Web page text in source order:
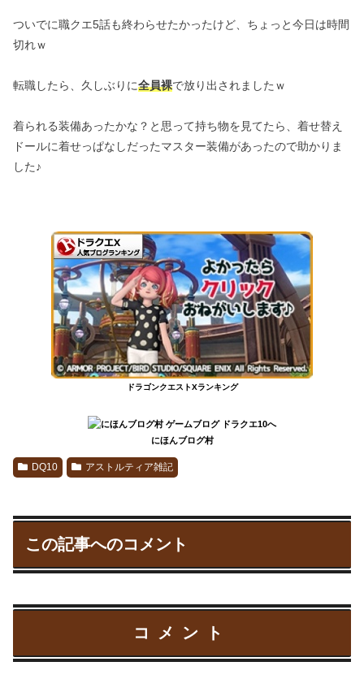
ついでに職クエ5話も終わらせたかったけど、ちょっと今日は時間
切れｗ
転職したら、久しぶりに全員裸で放り出されましたｗ
着られる装備あったかな？と思って持ち物を見てたら、着せ替え
ドールに着せっぱなしだったマスター装備があったので助かりま
した♪
ドラゴンクエストXランキング
にほんブログ村
DQ10 アストルティア雑記
この記事へのコメント
コメント